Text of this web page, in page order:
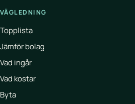
VÄGLEDNING
Topplista
Jämför bolag
Vad ingår
Vad kostar
Byta